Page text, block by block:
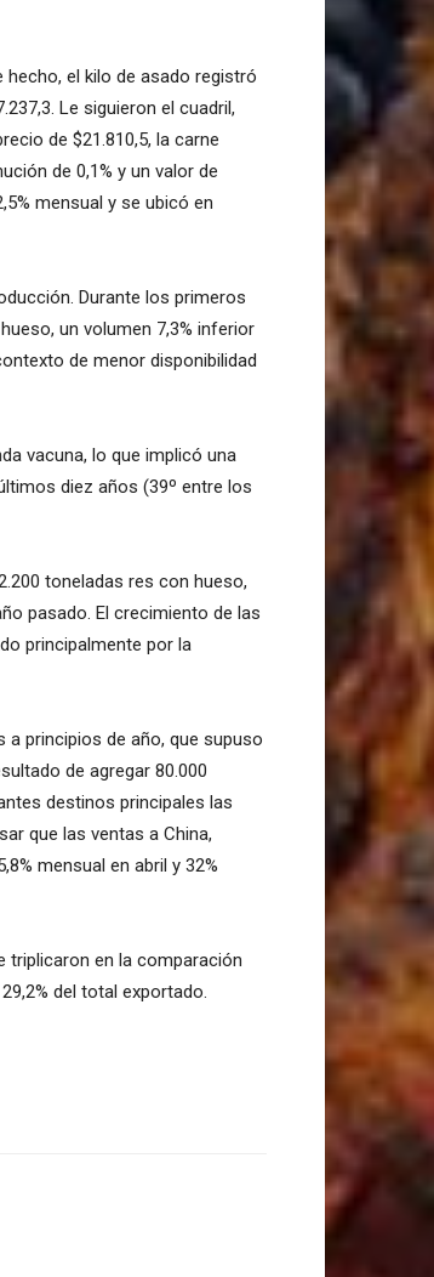
el kilo de asado registró
Le siguieron el cuadril,
de $21.810,5, la carne
de 0,1% y un valor de
mensual y se ubicó en
Durante los primeros
un volumen 7,3% inferior
de menor disponibilidad
vacuna, lo que implicó una
diez años (39º entre los
toneladas res con hueso,
pasado. El crecimiento de las
principalmente por la
principios de año, que supuso
de agregar 80.000
destinos principales las
que las ventas a China,
mensual en abril y 32%
triplicaron en la comparación
del total exportado.